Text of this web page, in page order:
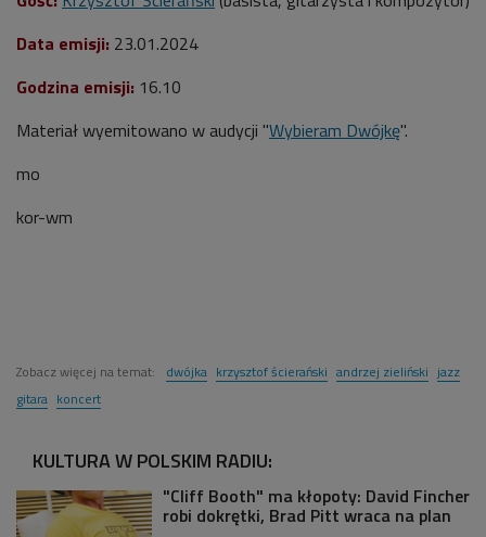
Data emisji: 23.01.2024
Godzina emisji: 16.10
Materiał wyemitowano w audycji "Wybieram Dwójkę".
mo
kor-wm
Zobacz więcej na temat: dwójka krzysztof ścierański andrzej zieliński jazz
gitara koncert
KULTURA W POLSKIM RADIU:
"Cliff Booth" ma kłopoty: David Fincher
robi dokrętki, Brad Pitt wraca na plan